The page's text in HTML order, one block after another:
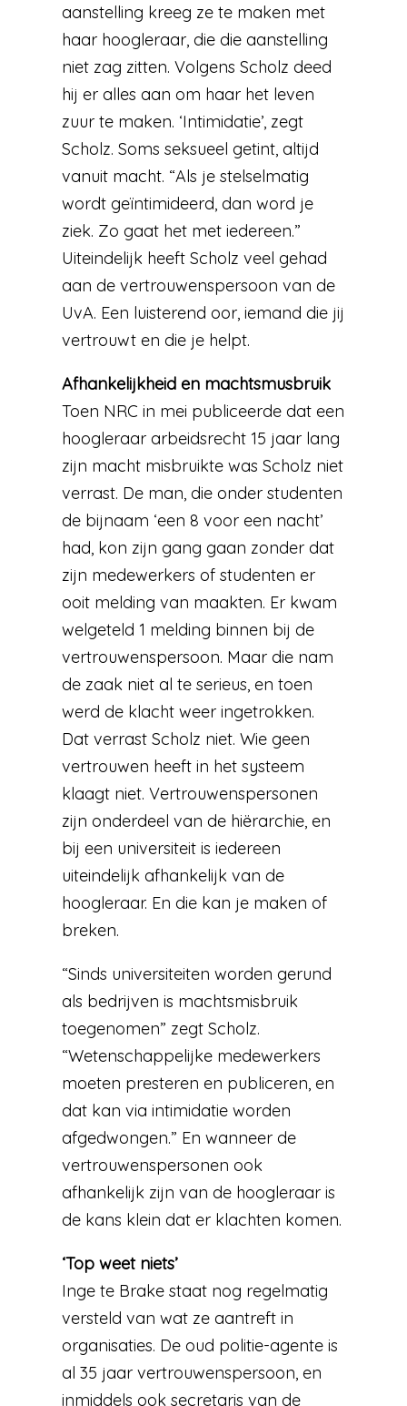
aanstelling kreeg ze te maken met
haar hoogleraar, die die aanstelling
niet zag zitten. Volgens Scholz deed
hij er alles aan om haar het leven
zuur te maken. ‘Intimidatie’, zegt
Scholz. Soms seksueel getint, altijd
vanuit macht. “Als je stelselmatig
wordt geïntimideerd, dan word je
ziek. Zo gaat het met iedereen.”
Uiteindelijk heeft Scholz veel gehad
aan de vertrouwenspersoon van de
UvA. Een luisterend oor, iemand die jij
vertrouwt en die je helpt.
Afhankelijkheid en machtsmusbruik
Toen NRC in mei publiceerde dat een
hoogleraar arbeidsrecht 15 jaar lang
zijn macht misbruikte was Scholz niet
verrast. De man, die onder studenten
de bijnaam ‘een 8 voor een nacht’
had, kon zijn gang gaan zonder dat
zijn medewerkers of studenten er
ooit melding van maakten. Er kwam
welgeteld 1 melding binnen bij de
vertrouwenspersoon. Maar die nam
de zaak niet al te serieus, en toen
werd de klacht weer ingetrokken.
Dat verrast Scholz niet. Wie geen
vertrouwen heeft in het systeem
klaagt niet. Vertrouwenspersonen
zijn onderdeel van de hiërarchie, en
bij een universiteit is iedereen
uiteindelijk afhankelijk van de
hoogleraar. En die kan je maken of
breken.
“Sinds universiteiten worden gerund
als bedrijven is machtsmisbruik
toegenomen” zegt Scholz.
“Wetenschappelijke medewerkers
moeten presteren en publiceren, en
dat kan via intimidatie worden
afgedwongen.” En wanneer de
vertrouwenspersonen ook
afhankelijk zijn van de hoogleraar is
de kans klein dat er klachten komen.
‘Top weet niets’
Inge te Brake staat nog regelmatig
versteld van wat ze aantreft in
organisaties. De oud politie-agente is
al 35 jaar vertrouwenspersoon, en
inmiddels ook secretaris van de